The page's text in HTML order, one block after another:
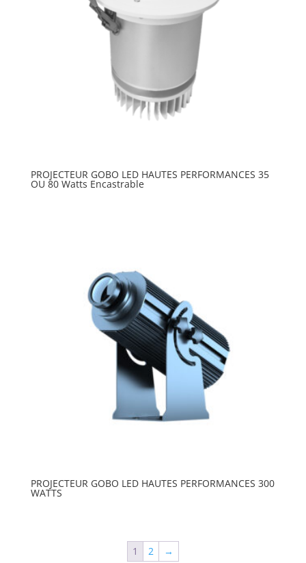
PROJECTEUR GOBO LED HAUTES PERFORMANCES 35
OU 80 Watts Encastrable
PROJECTEUR GOBO LED HAUTES PERFORMANCES 300
WATTS
1 2 →